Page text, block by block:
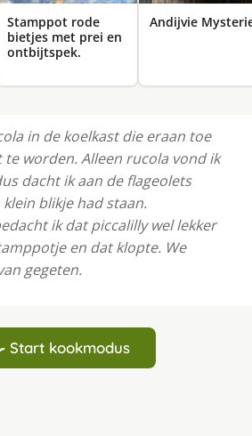
Stamppot rode
bietjes met prei en
ontbijtspek.
Andijvie
in de koelkast die eraan toe
te worden. Alleen rucola vond ik
dacht ik aan de flageolets
blikje had staan.
ik dat piccalilly wel lekker
en dat klopte. We
gegeten.
Start kookmodus